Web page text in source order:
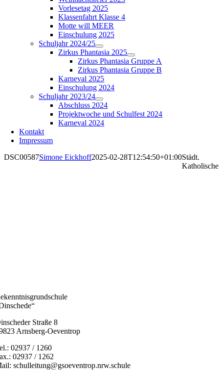
Vorlesetag 2025
Klassenfahrt Klasse 4
Motte will MEER
Einschulung 2025
Schuljahr 2024/25
Zirkus Phantasia 2025
Zirkus Phantasia Gruppe A
Zirkus Phantasia Gruppe B
Karneval 2025
Einschulung 2024
Schuljahr 2023/24
Abschluss 2024
Projektwoche und Schulfest 2024
Karneval 2024
Kontakt
Impressum
DSC00587Simone Eickhoff2025-02-28T12:54:50+01:00Städt.
Katholische
Straße 8
Arnsberg-Oeventrop
02937 / 1260
02937 / 1262
schulleitung@gsoeventrop.nrw.schule